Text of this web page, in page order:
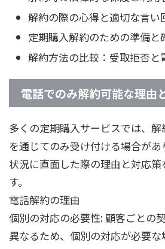
解約の際の心得と適切な言い
定期購入解約のための準備と
解約方法の比較：受取拒否と
電話でのみ解約可能な理由
多くの定期購入サービスでは、
を通じてのみ受け付ける場合が
状況に直面した際の理由と対応策
す。
電話解約の理由
個別の対応の必要性: 顧客ごとの
異なるため、個別の対応が必要